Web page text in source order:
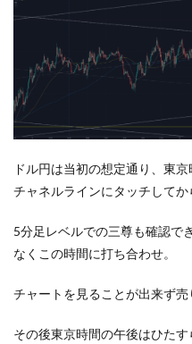
ドル円は当初の想定通り、東
チャネルラインにタッチしてか
5分足レベルでの三尊も確認で
なくこの時間に打ち合わせ。
チャートを見ることが出来ず売
その後東京時間の午後はひたす